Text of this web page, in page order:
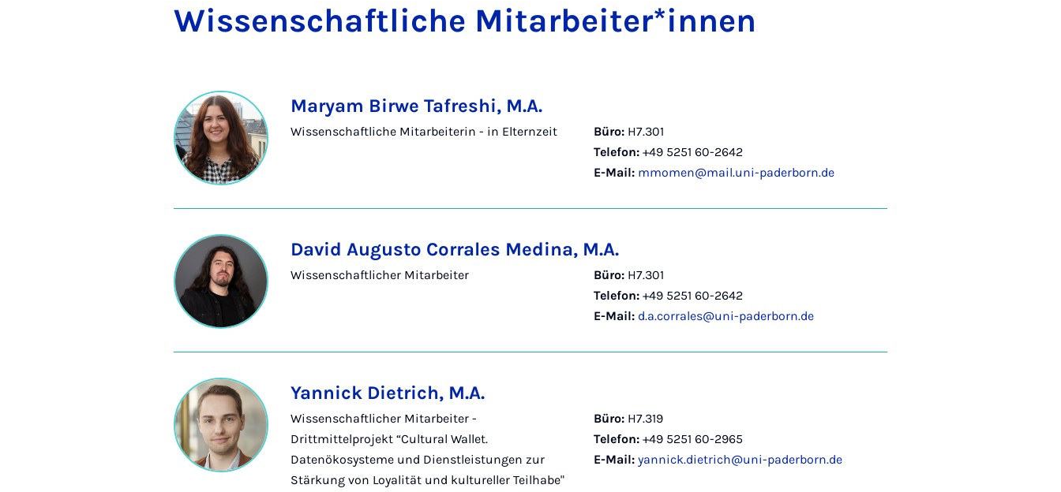
Wis­sen­schaft­li­che Mit­a­r­bei­ter*in­nen
Maryam Birwe Tafreshi, M.A.
Wissenschaftliche Mitarbeiterin - in Elternzeit Büro: H7.301
Telefon: +49 5251 60-2642
E-Mail: mmomen@mail.uni-paderborn.de
David Augusto Corrales Medina, M.A.
Wissenschaftlicher Mitarbeiter Büro: H7.301
Telefon: +49 5251 60-2642
E-Mail: d.a.corrales@uni-paderborn.de
Yannick Dietrich, M.A.
Wissenschaftlicher Mitarbeiter -
Drittmittelprojekt “Cultural Wallet.
Datenökosysteme und Dienstleistungen zur
Stärkung von Loyalität und kultureller Teilhabe"
Büro: H7.319
Telefon: +49 5251 60-2965
E-Mail: yannick.dietrich@uni-paderborn.de